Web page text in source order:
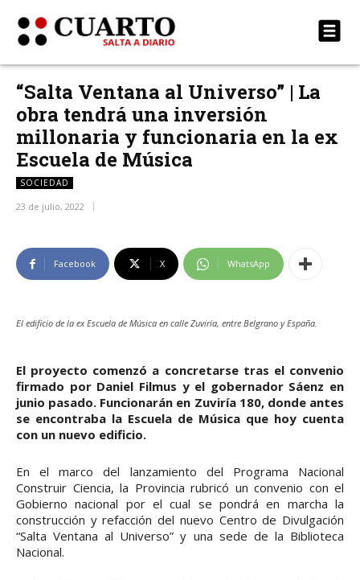
“Salta Ventana al Universo” | La
obra tendrá una inversión
millonaria y funcionaria en la ex
Escuela de Música
SOCIEDAD
23 de julio, 2022
Facebook X WhatsApp
El edificio de la ex Escuela de Música en calle Zuviría, entre Belgrano y España.
El proyecto comenzó a concretarse tras el convenio
firmado por Daniel Filmus y el gobernador Sáenz en
junio pasado. Funcionarán en Zuviría 180, donde antes
se encontraba la Escuela de Música que hoy cuenta
con un nuevo edificio.
En el marco del lanzamiento del Programa Nacional
Construir Ciencia, la Provincia rubricó un convenio con el
Gobierno nacional por el cual se pondrá en marcha la
construcción y refacción del nuevo Centro de Divulgación
“Salta Ventana al Universo” y una sede de la Biblioteca
Nacional.